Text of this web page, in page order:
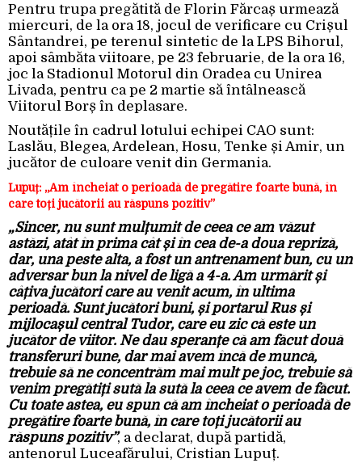
Pentru trupa pregătită de Florin Fărcaș urmează
miercuri, de la ora 18, jocul de verificare cu Crișul
Sântandrei, pe terenul sintetic de la LPS Bihorul,
apoi sâmbăta viitoare, pe 23 februarie, de la ora 16,
joc la Stadionul Motorul din Oradea cu Unirea
Livada, pentru ca pe 2 martie să întâlnească
Viitorul Borș în deplasare.
Noutățile în cadrul lotului echipei CAO sunt:
Laslău, Blegea, Ardelean, Hosu, Tenke și Amir, un
jucător de culoare venit din Germania.
Lupuț: „Am încheiat o perioadă de pregătire foarte bună, în
care toți jucătorii au răspuns pozitiv”
„Sincer, nu sunt mulțumit de ceea ce am văzut
astăzi, atât în prima cât și în cea de-a doua repriză,
dar, una peste alta, a fost un antrenament bun, cu un
adversar bun la nivel de ligă a 4-a. Am urmărit și
câțiva jucători care au venit acum, în ultima
perioadă. Sunt jucători buni, și portarul Rus și
mijlocașul central Tudor, care eu zic că este un
jucător de viitor. Ne dau speranțe că am făcut două
transferuri bune, dar mai avem încă de muncă,
trebuie să ne concentrăm mai mult pe joc, trebuie să
venim pregătiți sută la sută la ceea ce avem de făcut.
Cu toate astea, eu spun că am încheiat o perioadă de
pregătire foarte bună, în care toți jucătorii au
răspuns pozitiv”, a declarat, după partidă,
antenorul Luceafărului, Cristian Lupuț.